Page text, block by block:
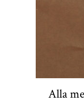
Alla